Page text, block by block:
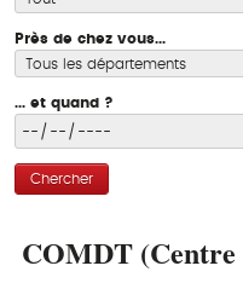
Près de chez vous...
... et quand ?
Chercher
COMDT (Centre